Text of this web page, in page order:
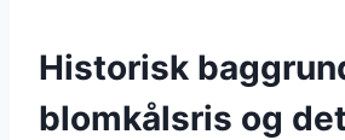
Historisk
blomkålsris og